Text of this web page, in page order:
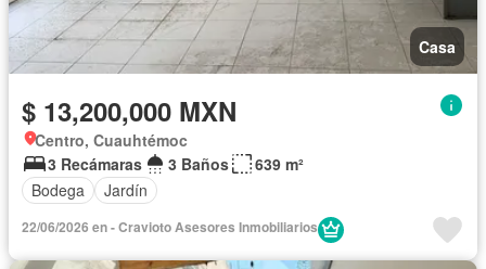
Casa
$ 13,200,000 MXN
Centro, Cuauhtémoc
3 Recámaras
3 Baños
639 m²
Bodega
Jardín
22/06/2026 en - Cravioto Asesores Inmobiliarios